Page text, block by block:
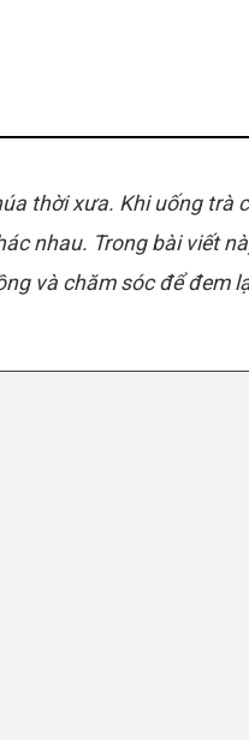
thời xưa. Khi uống trà
nhau. Trong bài viết
và chăm sóc để đem